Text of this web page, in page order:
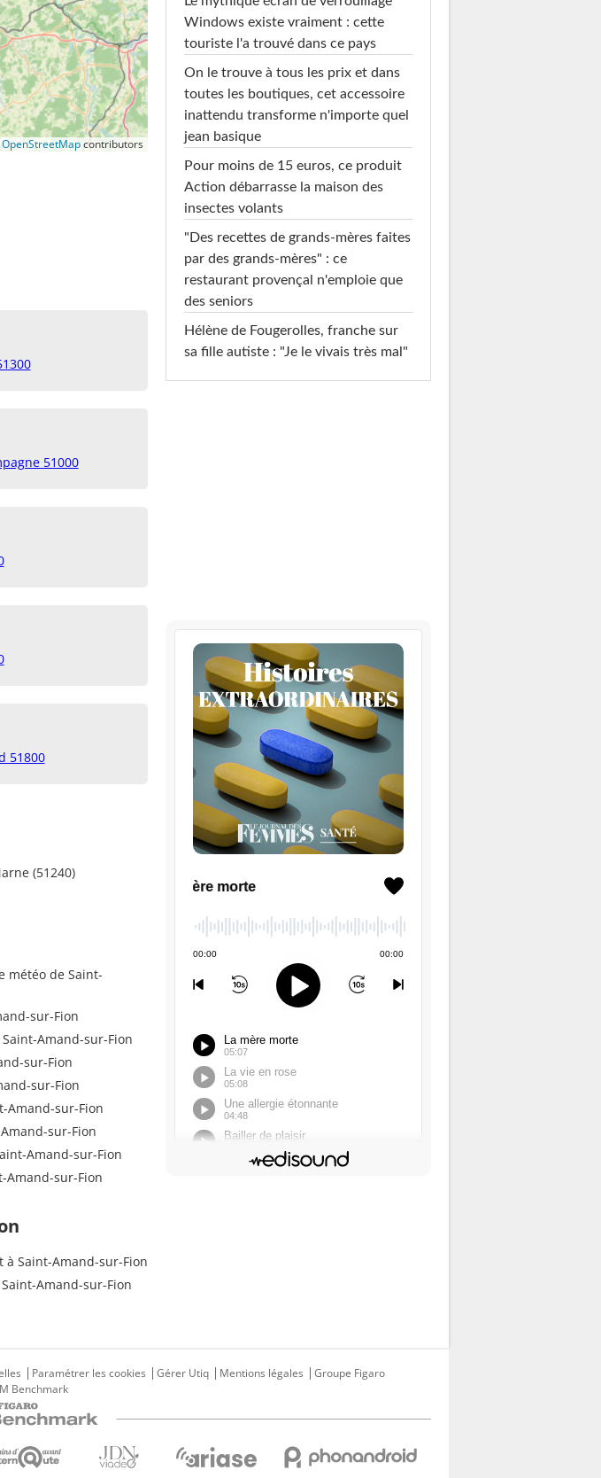
OpenStreetMapcontributors
51000
51800
(51240)
météo de Saint-
sur-Fion
Amand-sur-Fion
sur-Fion
sur-Fion
Amand-sur-Fion
sur-Fion
Amand-sur-Fion
Amand-sur-Fion
à Saint-Amand-sur-Fion
Amand-sur-Fion
Windows existe vraiment : cette
touriste l'a trouvé dans ce pays
On le trouve à tous les prix et dans
toutes les boutiques, cet accessoire
inattendu transforme n'importe quel
jean basique
Pour moins de 15 euros, ce produit
Action débarrasse la maison des
insectes volants
"Des recettes de grands-mères faites
par des grands-mères" : ce
restaurant provençal n'emploie que
des seniors
Hélène de Fougerolles, franche sur
sa fille autiste : "Je le vivais très mal"
Paramétrer les cookies Gérer Utiq Mentions légales
Groupe Figaro
Benchmark